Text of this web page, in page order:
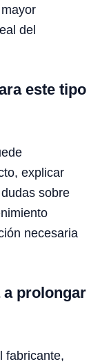
del
este tipo
explicar
sobre
necesaria
a prolongar
fabricante,